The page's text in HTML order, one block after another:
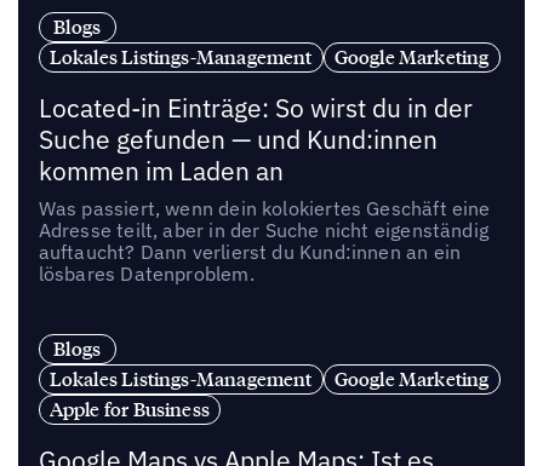
Blogs
Lokales Listings-Management
Google Marketing
Located-in Einträge: So wirst du in der
Suche gefunden — und Kund:innen
kommen im Laden an
Was passiert, wenn dein kolokiertes Geschäft eine
Adresse teilt, aber in der Suche nicht eigenständig
auftaucht? Dann verlierst du Kund:innen an ein
lösbares Datenproblem.
Blogs
Lokales Listings-Management
Google Marketing
Apple for Business